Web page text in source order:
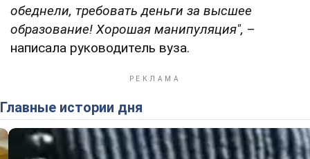
обеднели, требовать деньги за высшее
образование! Хорошая манипуляция", –
написала руководитель вуза.
Главные истории дня